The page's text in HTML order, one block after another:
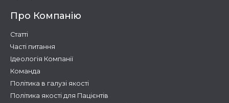
Про Компанію
Статті
Часті питання
Ідеологія Компанії
Команда
Політика в галузі якості
Політика якості для Пацієнтів